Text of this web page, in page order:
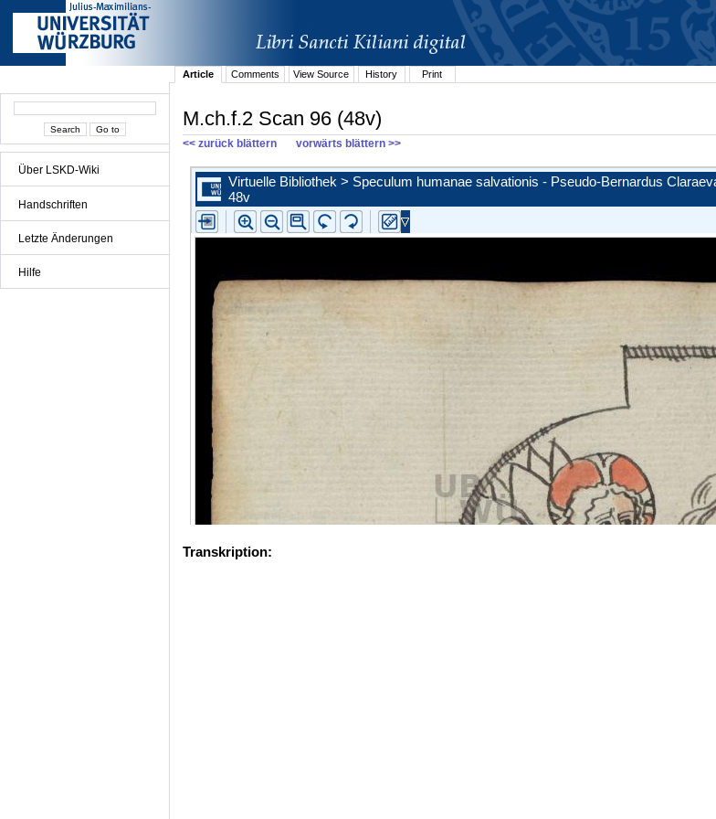
Über LSKD-Wiki
Handschriften
Letzte Änderungen
Hilfe
Article
Comments View Source History Print
M.ch.f.2 Scan 96 (48v)
<< zurück blättern vorwärts blättern >>
Transkription: